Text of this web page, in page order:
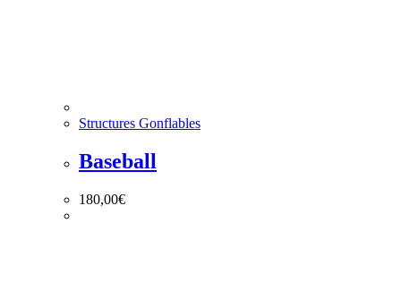
Structures Gonflables
Baseball
180,00€